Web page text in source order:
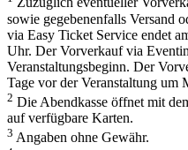
sowie gegebenenfalls Versand
via Easy Ticket Service endet
Uhr. Der Vorverkauf via
Veranstaltungsbeginn. Der
Tage vor der Veranstaltung um
2 Die Abendkasse öffnet mit
auf verfügbare Karten.
3 Angaben ohne Gewähr.